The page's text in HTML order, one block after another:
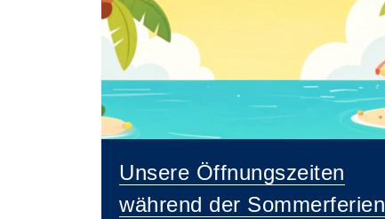
Unsere Öffnungszeiten
während der Sommerferien